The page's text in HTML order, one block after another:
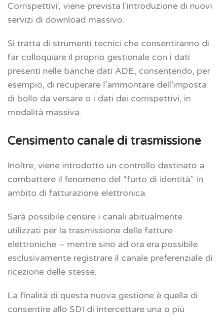
Corrispettivi’, viene prevista l’introduzione di nuovi
servizi di download massivo.
Si tratta di strumenti tecnici che consentiranno di
far colloquiare il proprio gestionale con i dati
presenti nelle banche dati ADE, consentendo, per
esempio, di recuperare l’ammontare dell’imposta
di bollo da versare o i dati dei corrispettivi, in
modalità massiva.
Censimento canale di trasmissione
Inoltre, viene introdotto un controllo destinato a
combattere il fenomeno del “furto di identità” in
ambito di fatturazione elettronica.
Sarà possibile censire i canali abitualmente
utilizzati per la trasmissione delle fatture
elettroniche – mentre sino ad ora era possibile
esclusivamente registrare il canale preferenziale di
ricezione delle stesse.
La finalità di questa nuova gestione è quella di
consentire allo SDI di intercettare una o più